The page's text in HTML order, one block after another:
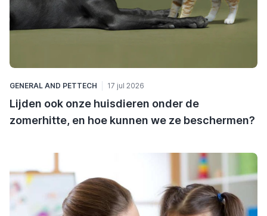
GENERAL AND PETTECH 17 jul 2026
Lijden ook onze huisdieren onder de
zomerhitte, en hoe kunnen we ze beschermen?